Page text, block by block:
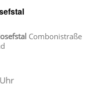
Combonistraße